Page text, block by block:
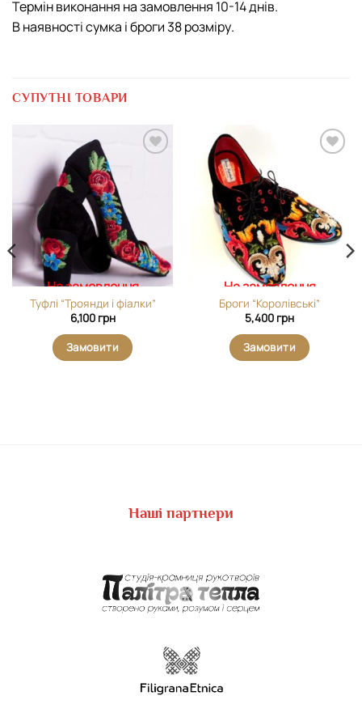
Термін виконання на замовлення 10-14 днів.
В наявності сумка і броги 38 розміру.
СУПУТНІ ТОВАРИ
На замовлення
Туфлі “Троянди і фіалки”
6,100 грн
Замовити
На замовлення
Броги “Королівські”
5,400 грн
Замовити
Наші партнери